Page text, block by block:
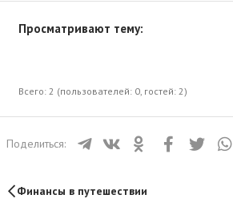
Просматривают тему:
Всего: 2 (пользователей: 0, гостей: 2)
Поделиться: ТелеграмВКонтактеОдноклассники
FacebookTwitter
Финансы в путешествии